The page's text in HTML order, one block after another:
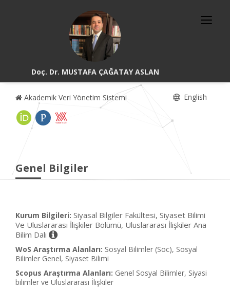
Doç. Dr. MUSTAFA ÇAĞATAY ASLAN
Akademik Veri Yönetim Sistemi English
Genel Bilgiler
Kurum Bilgileri: Siyasal Bilgiler Fakültesi, Siyaset Bilimi
Ve Uluslararası İlişkiler Bölümü, Uluslararası İlişkiler Ana
Bilim Dalı
WoS Araştırma Alanları: Sosyal Bilimler (Soc), Sosyal
Bilimler Genel, Siyaset Bilimi
Scopus Araştırma Alanları: Genel Sosyal Bilimler, Siyasi
bilimler ve Uluslararası İlişkiler